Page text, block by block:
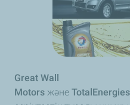
Great Wall
Motors және TotalEnergies